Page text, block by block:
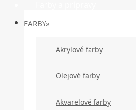
FARBY»
Akrylové farby
Olejové farby
Akvarelové farby